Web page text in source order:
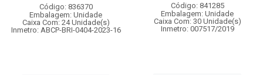
Código: 836370
Embalagem: Unidade
Caixa Com: 24 Unidade(s)
Inmetro: ABCP-BRI-0404-2023-16
Código: 841285
Embalagem: Unidade
Caixa Com: 30 Unidade(s)
Inmetro: 007517/2019